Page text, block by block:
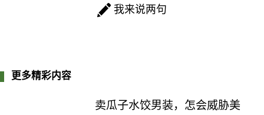
我来说两句
更多精彩内容
卖瓜子水饺男装，怎会威胁美